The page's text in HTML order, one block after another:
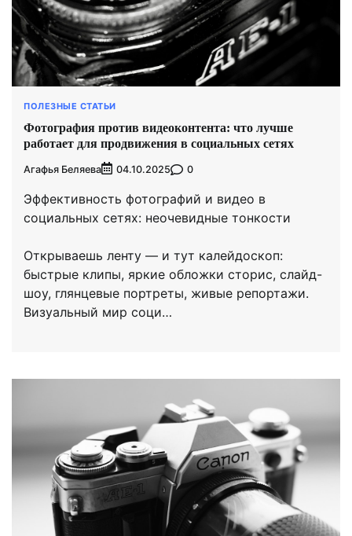
ПОЛЕЗНЫЕ СТАТЬИ
Фотография против видеоконтента: что лучше
работает для продвижения в социальных сетях
Агафья Беляева 04.10.2025 0
Эффективность фотографий и видео в
социальных сетях: неочевидные тонкости
Открываешь ленту — и тут калейдоскоп:
быстрые клипы, яркие обложки сторис, слайд-
шоу, глянцевые портреты, живые репортажи.
Визуальный мир соци…